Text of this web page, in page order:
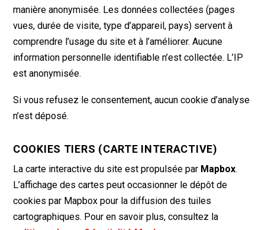
manière anonymisée. Les données collectées (pages
vues, durée de visite, type d’appareil, pays) servent à
comprendre l’usage du site et à l’améliorer. Aucune
information personnelle identifiable n’est collectée. L’IP
est anonymisée.
Si vous refusez le consentement, aucun cookie d’analyse
n’est déposé.
COOKIES TIERS (CARTE INTERACTIVE)
La carte interactive du site est propulsée par Mapbox.
L’affichage des cartes peut occasionner le dépôt de
cookies par Mapbox pour la diffusion des tuiles
cartographiques. Pour en savoir plus, consultez la